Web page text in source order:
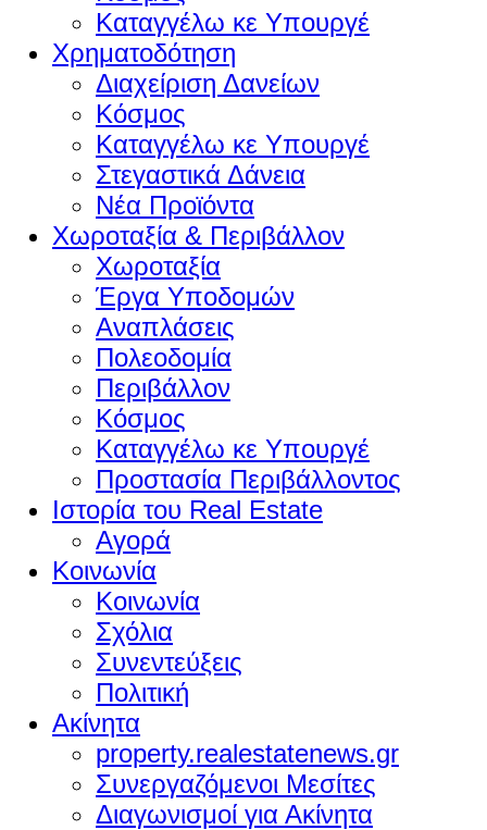
Καταγγέλω κε Υπουργέ
Χρηματοδότηση
Διαχείριση Δανείων
Κόσμος
Καταγγέλω κε Υπουργέ
Στεγαστικά Δάνεια
Νέα Προϊόντα
Χωροταξία & Περιβάλλον
Χωροταξία
Έργα Υποδομών
Αναπλάσεις
Πολεοδομία
Περιβάλλον
Κόσμος
Καταγγέλω κε Υπουργέ
Προστασία Περιβάλλοντος
Ιστορία του Real Estate
Αγορά
Κοινωνία
Κοινωνία
Σχόλια
Συνεντεύξεις
Πολιτική
Ακίνητα
property.realestatenews.gr
Συνεργαζόμενοι Μεσίτες
Διαγωνισμοί για Ακίνητα